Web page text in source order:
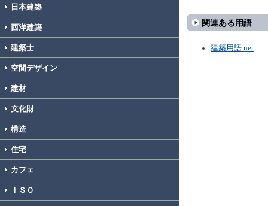
日本建築
西洋建築
建築士
空間デザイン
建材
文化財
構造
住宅
カフェ
ＩＳＯ
関連ある用語
建築用語.net